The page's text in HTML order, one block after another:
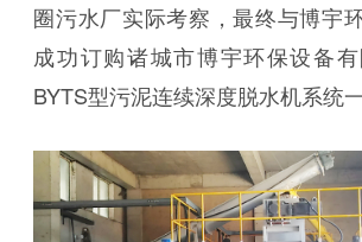
圈污水厂实际考察，最终与博宇
成功订购诸城市博宇环保设备
BYTS型污泥连续深度脱水机系统一